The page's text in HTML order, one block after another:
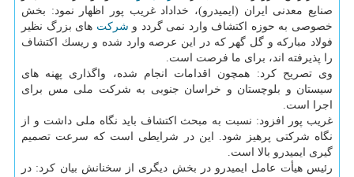
صنایع معدنی ایران (ایمیدرو)، خداداد غریب پور اظهار نمود: بخش
خصوصی به حوزه اكتشاف وارد نمی گردد و شركت های بزرگ نظیر
فولاد مباركه و گل گهر كه در این عرصه وارد شده و ریسك اكتشاف
را پذیرفته اند، برای ما فرصت است.
وی تصریح كرد: همچون اقدامات انجام شده، واگذاری پهنه های
سیستان و بلوچستان و خراسان جنوبی به شركت ملی مس برای
اجرا است.
غریب پور افزود: نسبت به مبحث اكتشاف باید نگاه ملی داشت و از
نگاه شركتی پرهیز شود. این در شرایطی است كه سرعت تصمیم
گیری ایمیدرو بالا است.
رئیس هیأت عامل ایمیدرو در بخش دیگری از سخنانش بیان كرد: در